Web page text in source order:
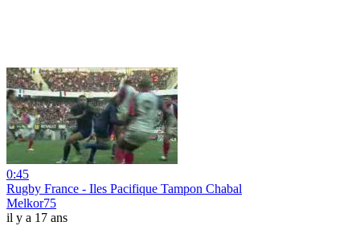
0:45
Rugby France - Iles Pacifique Tampon Chabal
Melkor75
il y a 17 ans